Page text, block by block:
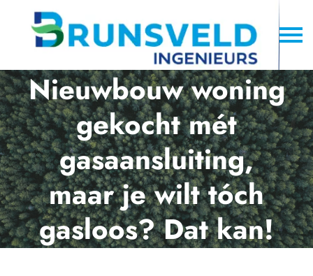
Nieuwbouw woning
gekocht mét
gasaansluiting,
maar je wilt tóch
gasloos? Dat kan!